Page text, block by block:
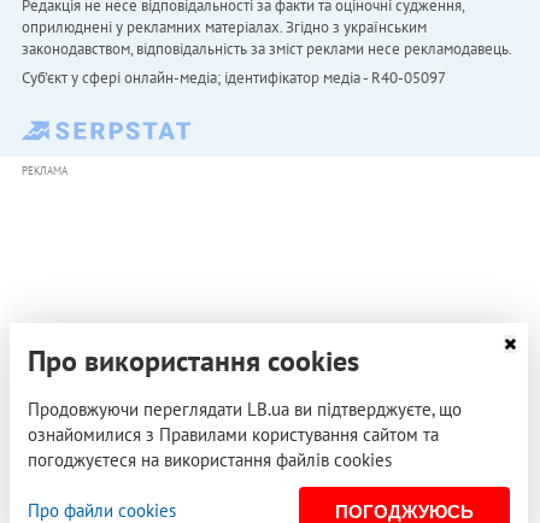
Редакція не несе відповідальності за факти та оціночні судження,
оприлюднені у рекламних матеріалах. Згідно з українським
законодавством, відповідальність за зміст реклами несе рекламодавець.
Cуб'єкт у сфері онлайн-медіа; ідентифікатор медіа - R40-05097
РЕКЛАМА
Про використання cookies
Продовжуючи переглядати LB.ua ви підтверджуєте, що
ознайомилися з Правилами користування сайтом та
погоджуєтеся на використання файлів cookies
Про файли cookies ПОГОДЖУЮСЬ